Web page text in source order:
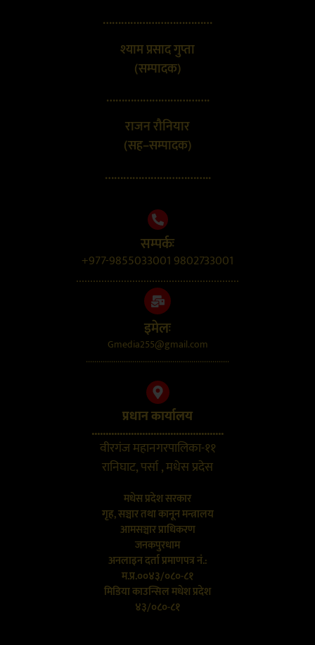
………………………………
श्याम प्रसाद गुप्ता
(सम्पादक)
…………………………….
राजन रौनियार
(सह–सम्पादक)
……………………………..
सम्पर्कः
+977-9855033001 9802733001
..........................................................
इमेलः
Gmedia255@gmail.com
....................................................................
प्रधान कार्यालय
...............................................
वीरगंज महानगरपालिका-११
रानिघाट, पर्सा , मधेस प्रदेस
मधेस प्रदेश सरकार
गृह, सञ्चार तथा कानून मन्त्रालय
आमसञ्चार प्राधिकरण
जनकपुरधाम
अनलाइन दर्ता प्रमाणपत्र नं.:
म.प्र.००४३/०८०-८१
मिडिया काउन्सिल मधेश प्रदेश
४३/०८०-८१